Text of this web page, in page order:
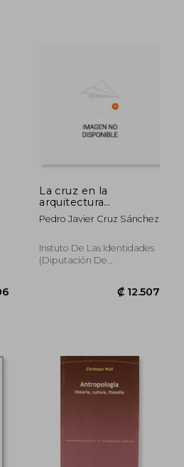
La cruz en la
arquitectura
tradicional de El
Abadengo (Serie
Pedro Javier Cruz Sánchez
Instuto De Las Identidades
(Diputación De